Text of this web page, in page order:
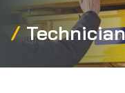
Witamy